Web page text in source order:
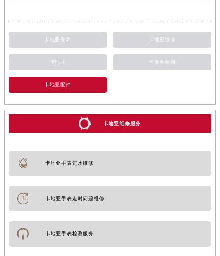
卡地亚保养 卡地亚维修
卡地亚 卡地亚新闻
卡地亚配件
卡地亚维修服务
卡地亚手表进水维修
卡地亚手表走时问题维修
卡地亚手表检测服务